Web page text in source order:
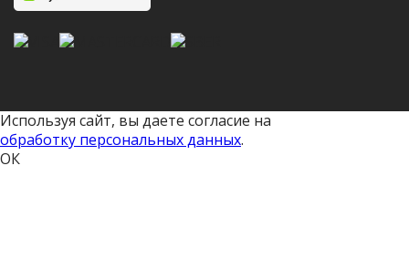
Используя сайт, вы даете согласие на
обработку персональных данных.
ОК